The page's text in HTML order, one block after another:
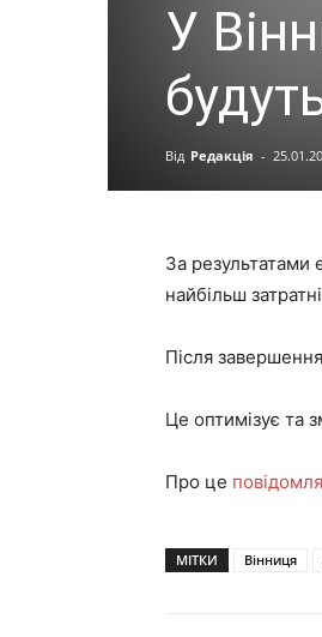
У
Від Редакція -
За результатами
найбільш
Після
Це оптимізує та
Про це
МІТКИ Вінниця